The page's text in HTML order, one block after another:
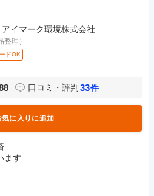
アイマーク環境株式会社
整理）
ドOK
口コミ・評判 33件
気に入りに追加
ます